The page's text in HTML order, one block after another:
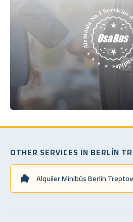
OTHER SERVICES IN BERLÍN
Alquiler Minibús Berlín